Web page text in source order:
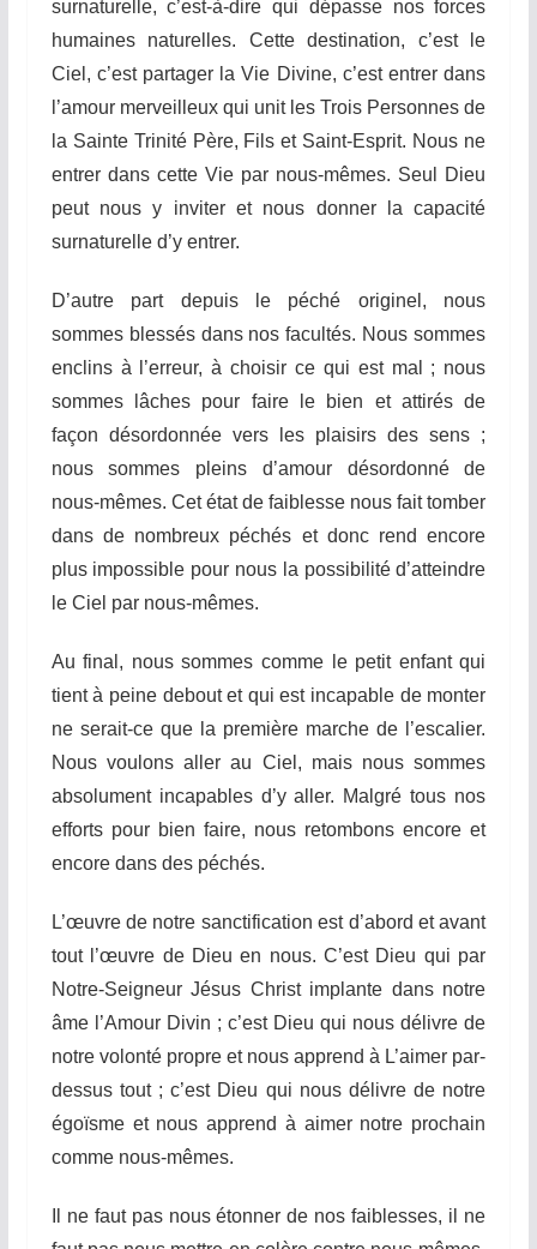
surnaturelle, c’est-à-dire qui dépasse nos forces
humaines naturelles. Cette destination, c’est le
Ciel, c’est partager la Vie Divine, c’est entrer dans
l’amour merveilleux qui unit les Trois Personnes de
la Sainte Trinité Père, Fils et Saint-Esprit. Nous ne
entrer dans cette Vie par nous-mêmes. Seul Dieu
peut nous y inviter et nous donner la capacité
surnaturelle d’y entrer.
D’autre part depuis le péché originel, nous
sommes blessés dans nos facultés. Nous sommes
enclins à l’erreur, à choisir ce qui est mal ; nous
sommes lâches pour faire le bien et attirés de
façon désordonnée vers les plaisirs des sens ;
nous sommes pleins d’amour désordonné de
nous-mêmes. Cet état de faiblesse nous fait tomber
dans de nombreux péchés et donc rend encore
plus impossible pour nous la possibilité d’atteindre
le Ciel par nous-mêmes.
Au final, nous sommes comme le petit enfant qui
tient à peine debout et qui est incapable de monter
ne serait-ce que la première marche de l’escalier.
Nous voulons aller au Ciel, mais nous sommes
absolument incapables d’y aller. Malgré tous nos
efforts pour bien faire, nous retombons encore et
encore dans des péchés.
L’œuvre de notre sanctification est d’abord et avant
tout l’œuvre de Dieu en nous. C’est Dieu qui par
Notre-Seigneur Jésus Christ implante dans notre
âme l’Amour Divin ; c’est Dieu qui nous délivre de
notre volonté propre et nous apprend à L’aimer par-
dessus tout ; c’est Dieu qui nous délivre de notre
égoïsme et nous apprend à aimer notre prochain
comme nous-mêmes.
Il ne faut pas nous étonner de nos faiblesses, il ne